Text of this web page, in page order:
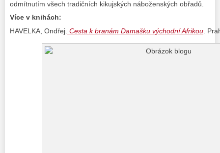
odmítnutím všech tradičních kikujských náboženských obřadů.
Více v knihách:
HAVELKA, Ondřej. Cesta k branám Damašku východní Afrikou .